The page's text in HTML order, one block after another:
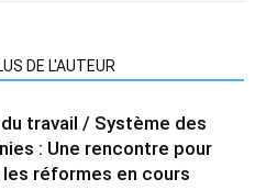
DE L'AUTEUR
travail / Système des
: Une rencontre pour
réformes en cours